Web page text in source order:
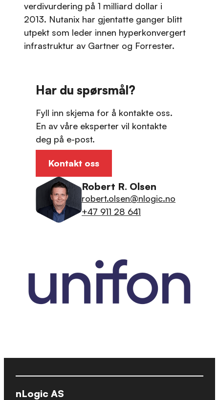
verdivurdering på 1 milliard dollar i
2013. Nutanix har gjentatte ganger blitt
utpekt som leder innen hyperkonvergert
infrastruktur av Gartner og Forrester.
Har du spørsmål?
Fyll inn skjema for å kontakte oss.
En av våre eksperter vil kontakte
deg på e-post.
Kontakt oss
Robert R. Olsen
robert.olsen@nlogic.no
+47 911 28 641
nLogic AS